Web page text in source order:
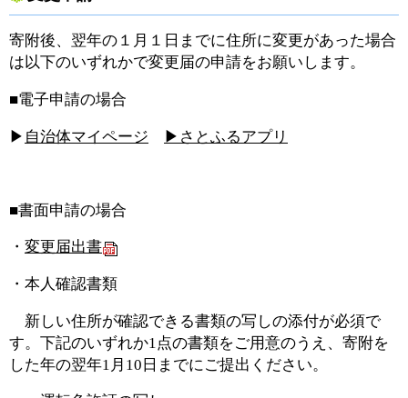
寄附後、翌年の１月１日までに住所に変更があった場合
は以下のいずれかで変更届の申請をお願いします。
■電子申請の場合
▶ 自治体マイページ ▶さとふるアプリ
■書面申請の場合
・ 変更届出書
・本人確認書類
新しい住所が確認できる書類の写しの添付が必須で
す。下記のいずれか1点の書類をご用意のうえ、寄附を
した年の翌年1月10日までにご提出ください。